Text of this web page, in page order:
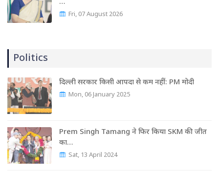
…
Fri, 07 August 2026
Politics
दिल्ली सरकार किसी आपदा से कम नहीं: PM मोदी
Mon, 06 January 2025
Prem Singh Tamang ने फिर किया SKM की जीत
का…
Sat, 13 April 2024